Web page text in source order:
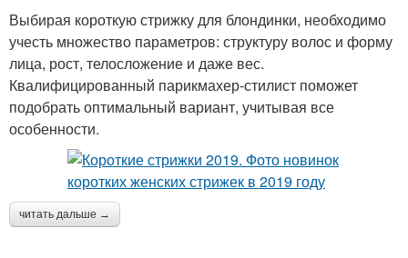
Выбирая короткую стрижку для блондинки, необходимо
учесть множество параметров: структуру волос и форму
лица, рост, телосложение и даже вес.
Квалифицированный парикмахер-стилист поможет
подобрать оптимальный вариант, учитывая все
особенности.
читать дальше →